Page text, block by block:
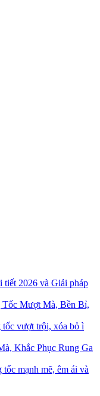
tiết 2026 và Giải pháp
Tốc Mượt Mà, Bền Bỉ,
vượt trội, xóa bỏ ì
Khắc Phục Rung Ga
mạnh mẽ, êm ái và